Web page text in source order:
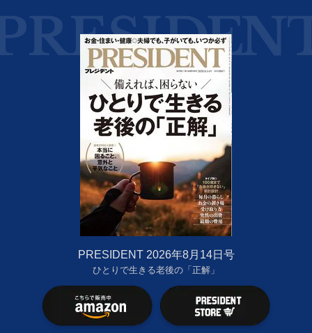
PRESIDENT 2026年8月14日号
ひとりで生きる老後の「正解」